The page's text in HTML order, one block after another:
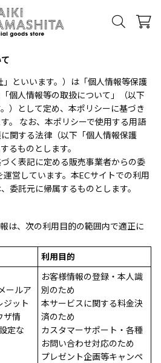
といいます。）は「個人情報等保護
個人情報等の取扱について」（以下
）として定め、本ポリシーに基づき
。 なお、本ポリシーで使用する用語
関する法律（以下「個人情報保護
るものとします。
く表記に定める販売事業者からの委
営しています。本ECサイトでの利用
委託元に帰属するものとします。
は、次の利用目的の範囲内で適正に
利用目的
ールア
ジット
ザ情
定な
お客様情報の登録・本人識
別のため
本サービスに関する料金決
済のため
カスタマーサポート・各種
お問い合わせ対応のため
プレゼント企画等キャンペ